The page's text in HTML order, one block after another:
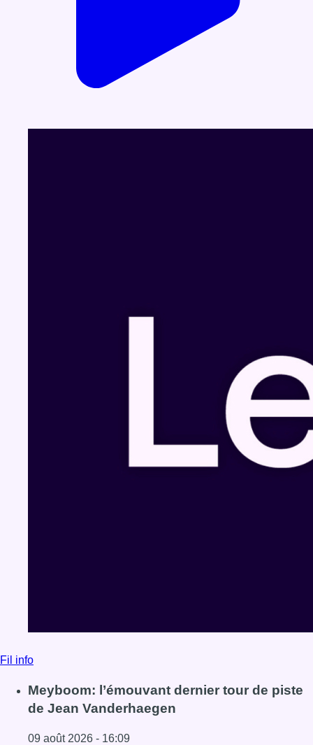
Fil info
Meyboom: l’émouvant dernier tour de piste
de Jean Vanderhaegen
09 août 2026 - 16:09